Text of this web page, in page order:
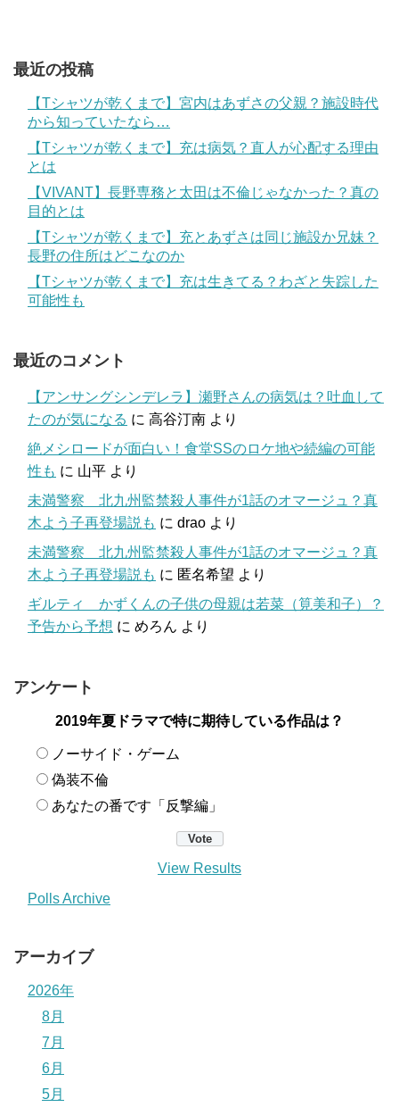
最近の投稿
【Tシャツが乾くまで】宮内はあずさの父親？施設時代
から知っていたなら…
【Tシャツが乾くまで】充は病気？直人が心配する理由
とは
【VIVANT】長野専務と太田は不倫じゃなかった？真の
目的とは
【Tシャツが乾くまで】充とあずさは同じ施設か兄妹？
長野の住所はどこなのか
【Tシャツが乾くまで】充は生きてる？わざと失踪した
可能性も
最近のコメント
【アンサングシンデレラ】瀬野さんの病気は？吐血して
たのが気になる に 高谷汀南 より
絶メシロードが面白い！食堂SSのロケ地や続編の可能
性も に 山平 より
未満警察 北九州監禁殺人事件が1話のオマージュ？真
木よう子再登場説も に drao より
未満警察 北九州監禁殺人事件が1話のオマージュ？真
木よう子再登場説も に 匿名希望 より
ギルティ かずくんの子供の母親は若菜（筧美和子）？
予告から予想 に めろん より
アンケート
2019年夏ドラマで特に期待している作品は？
ノーサイド・ゲーム
偽装不倫
あなたの番です「反撃編」
View Results
Polls Archive
アーカイブ
2026年
8月
7月
6月
5月